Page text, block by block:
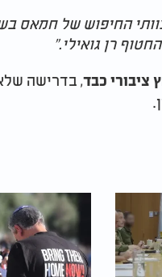
החיפוש של חמאס
רן גואילי."
ציבורי כבד, בדרישה